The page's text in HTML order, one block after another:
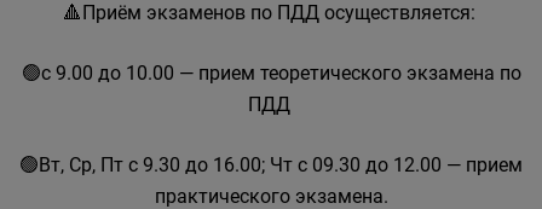
🔺Приём экзаменов по ПДД осуществляется:
🟢с 9.00 до 10.00 — прием теоретического экзамена по
ПДД
🟢Вт, Ср, Пт с 9.30 до 16.00; Чт с 09.30 до 12.00 — прием
практического экзамена.